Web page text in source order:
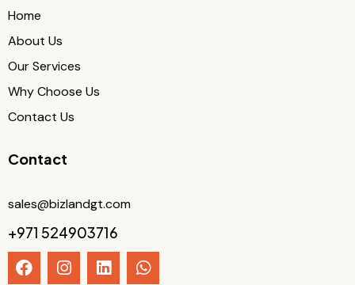
Home
About Us
Our Services
Why Choose Us
Contact Us
Contact
sales@bizlandgt.com
+971 524903716